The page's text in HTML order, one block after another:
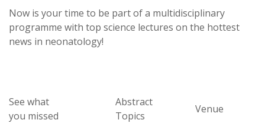
Now is your time to be part of a multidisciplinary
programme with top science lectures on the hottest
news in neonatology!
See what
you missed
Abstract
Topics
Venue